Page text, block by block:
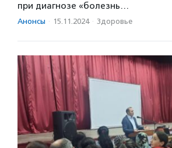
при диагнозе «болезнь…
Анонсы · 15.11.2024 · Здоровье